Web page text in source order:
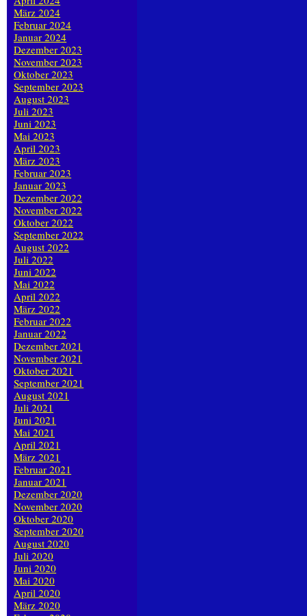
März 2024
Februar 2024
Januar 2024
Dezember 2023
November 2023
Oktober 2023
September 2023
August 2023
Juli 2023
Juni 2023
Mai 2023
April 2023
März 2023
Februar 2023
Januar 2023
Dezember 2022
November 2022
Oktober 2022
September 2022
August 2022
Juli 2022
Juni 2022
Mai 2022
April 2022
März 2022
Februar 2022
Januar 2022
Dezember 2021
November 2021
Oktober 2021
September 2021
August 2021
Juli 2021
Juni 2021
Mai 2021
April 2021
März 2021
Februar 2021
Januar 2021
Dezember 2020
November 2020
Oktober 2020
September 2020
August 2020
Juli 2020
Juni 2020
Mai 2020
April 2020
März 2020